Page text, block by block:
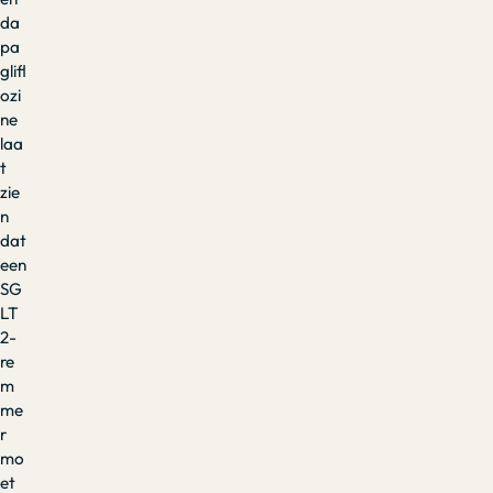
da
pa
glifl
ozi
ne
laa
t
zie
n
dat
een
SG
LT
2-
re
m
me
r
mo
et